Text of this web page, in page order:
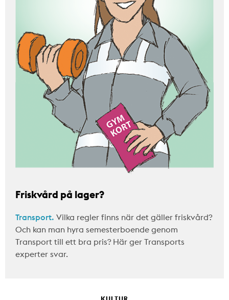
Friskvård på lager?
Transport. Vilka regler finns när det gäller friskvård?
Och kan man hyra semesterboende genom
Transport till ett bra pris? Här ger Transports
experter svar.